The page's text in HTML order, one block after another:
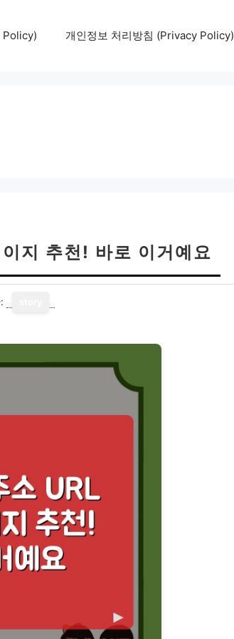
Policy) 개인정보 처리방침 (Privacy Policy)
지 추천! 바로 이거예요